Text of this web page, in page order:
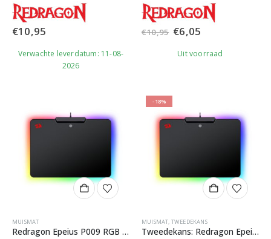
€10,95
Verwachte leverdatum: 11-08-
2026
€10,95 Oorspronkelijke
prijs
was:
€10,95.
€6,05
is:
€6,05.
Uit voorraad
MUISMAT
Redragon Epeius P009 RGB Gaming Muismat
-18%
MUISMAT, TWEEDEKANS
Tweedekans: Redragon Epeius P009 RGB Gaming Muismat